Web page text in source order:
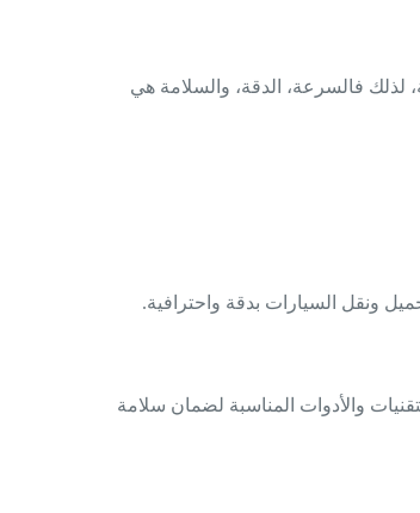
فالسرعة، الدقة، والسلامة هي
ونقل السيارات بدقة واحترافية.
والأدوات المناسبة لضمان سلامة